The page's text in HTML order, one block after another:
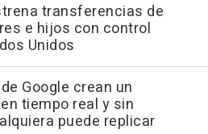
transferencias de
e hijos con control
Unidos
Google crean un
tiempo real y sin
puede replicar